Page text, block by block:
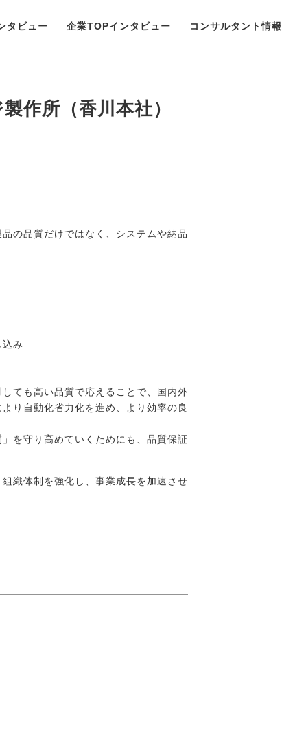
タビュー 企業TOPインタビュー コンサルタント情報
作所（香川本社）
の品質だけではなく、システムや納品
み
ても高い品質で応えることで、国内外
り自動化省力化を進め、より効率の良
を守り高めていくためにも、品質保証
織体制を強化し、事業成長を加速させ